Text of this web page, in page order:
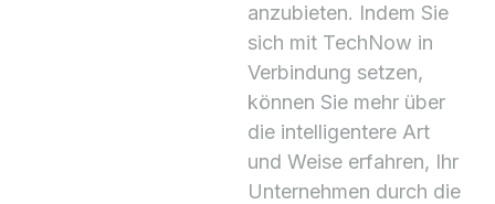
anzubieten. Indem Sie
sich mit TechNow in
Verbindung setzen,
können Sie mehr über
die intelligentere Art
und Weise erfahren, Ihr
Unternehmen durch die